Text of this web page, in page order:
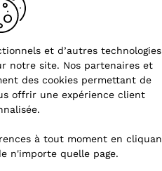
et d’autres technologies
notre site. Nos partenaires et
des cookies permettant de
offrir une expérience client
à tout moment en
n'importe quelle page.